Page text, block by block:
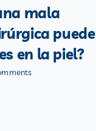
mala
puede
en la piel?